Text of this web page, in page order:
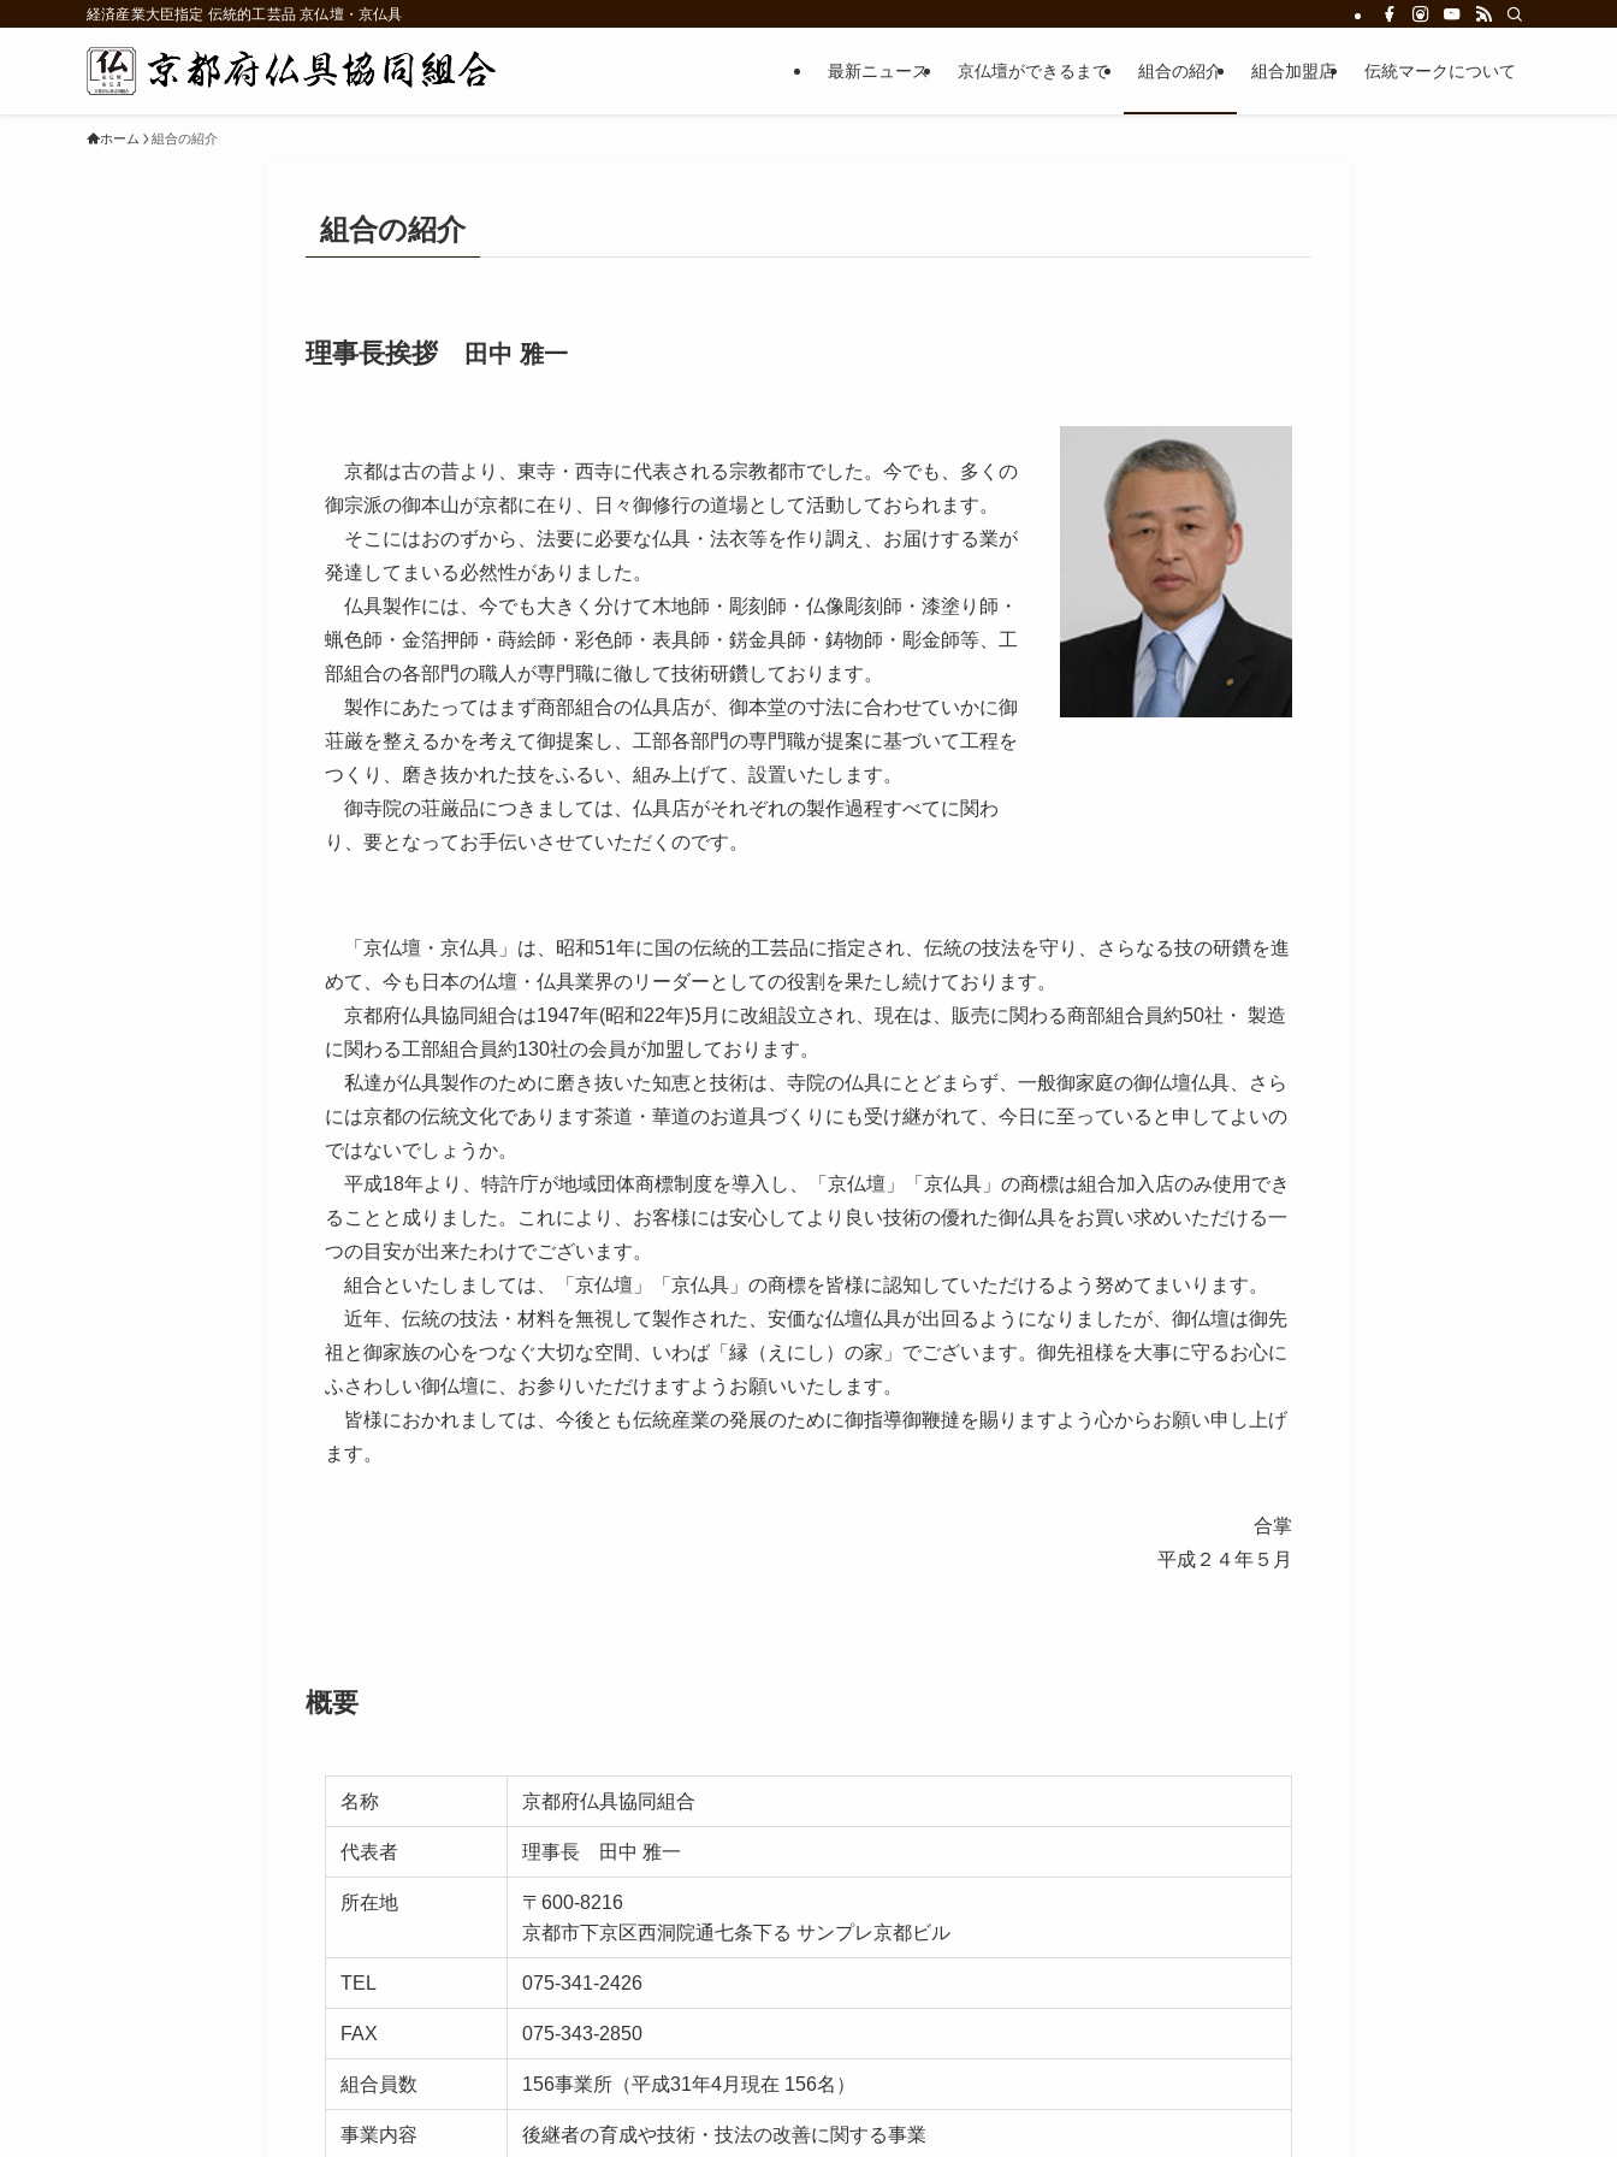
経済産業大臣指定 伝統的工芸品 京仏壇・京仏具
最新ニュース 京仏壇ができるまで 組合の紹介 組合加盟店 伝統マークについて
ホーム 組合の紹介
組合の紹介
理事長挨拶 田中 雅一
京都は古の昔より、東寺・西寺に代表される宗教都市でした。今でも、多くの
御宗派の御本山が京都に在り、日々御修行の道場として活動しておられます。
そこにはおのずから、法要に必要な仏具・法衣等を作り調え、お届けする業が
発達してまいる必然性がありました。
仏具製作には、今でも大きく分けて木地師・彫刻師・仏像彫刻師・漆塗り師・
蝋色師・金箔押師・蒔絵師・彩色師・表具師・錺金具師・鋳物師・彫金師等、工
部組合の各部門の職人が専門職に徹して技術研鑽しております。
製作にあたってはまず商部組合の仏具店が、御本堂の寸法に合わせていかに御
荘厳を整えるかを考えて御提案し、工部各部門の専門職が提案に基づいて工程を
つくり、磨き抜かれた技をふるい、組み上げて、設置いたします。
御寺院の荘厳品につきましては、仏具店がそれぞれの製作過程すべてに関わ
り、要となってお手伝いさせていただくのです。
「京仏壇・京仏具」は、昭和51年に国の伝統的工芸品に指定され、伝統の技法を守り、さらなる技の研鑽を進
めて、今も日本の仏壇・仏具業界のリーダーとしての役割を果たし続けております。
京都府仏具協同組合は1947年(昭和22年)5月に改組設立され、現在は、販売に関わる商部組合員約50社・ 製造
に関わる工部組合員約130社の会員が加盟しております。
私達が仏具製作のために磨き抜いた知恵と技術は、寺院の仏具にとどまらず、一般御家庭の御仏壇仏具、さら
には京都の伝統文化であります茶道・華道のお道具づくりにも受け継がれて、今日に至っていると申してよいの
ではないでしょうか。
平成18年より、特許庁が地域団体商標制度を導入し、「京仏壇」「京仏具」の商標は組合加入店のみ使用でき
ることと成りました。これにより、お客様には安心してより良い技術の優れた御仏具をお買い求めいただける一
つの目安が出来たわけでございます。
組合といたしましては、「京仏壇」「京仏具」の商標を皆様に認知していただけるよう努めてまいります。
近年、伝統の技法・材料を無視して製作された、安価な仏壇仏具が出回るようになりましたが、御仏壇は御先
祖と御家族の心をつなぐ大切な空間、いわば「縁（えにし）の家」でございます。御先祖様を大事に守るお心に
ふさわしい御仏壇に、お参りいただけますようお願いいたします。
皆様におかれましては、今後とも伝統産業の発展のために御指導御鞭撻を賜りますよう心からお願い申し上げ
ます。
合掌
平成２４年５月
概要
名称 京都府仏具協同組合
代表者 理事長 田中 雅一
所在地
〒600-8216
京都市下京区西洞院通七条下る サンプレ京都ビル
TEL 075-341-2426
FAX 075-343-2850
組合員数 156事業所（平成31年4月現在 156名）
事業内容 後継者の育成や技術・技法の改善に関する事業